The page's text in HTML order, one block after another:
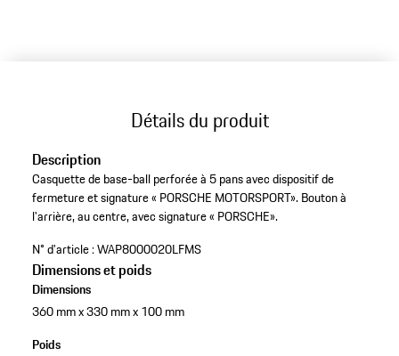
Détails du produit
Description
Casquette de base-ball perforée à 5 pans avec dispositif de
fermeture et signature « PORSCHE MOTORSPORT». Bouton à
l'arrière, au centre, avec signature « PORSCHE».
N° d'article :WAP8000020LFMS
Dimensions et poids
Dimensions
360 mm x 330 mm x 100 mm
Poids